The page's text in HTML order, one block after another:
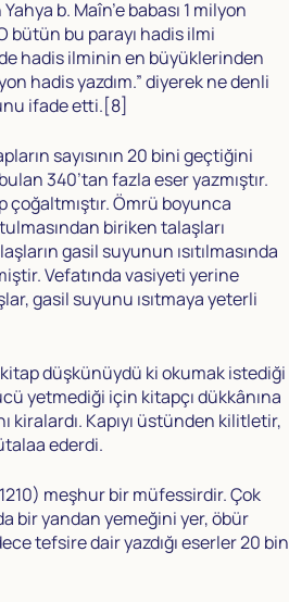
b. Maîn’e babası 1 milyon
bütün bu parayı hadis ilmi
hadis ilminin en büyüklerinden
hadis yazdım.” diyerek ne denli
ifade etti.[8]
sayısının 20 bini geçtiğini
340’tan fazla eser yazmıştır.
Ömrü boyunca
biriken talaşları
gasil suyunun ısıtılmasında
Vefatında vasiyeti yerine
gasil suyunu ısıtmaya yeterli
düşkünüydü ki okumak istediği
yetmediği için kitapçı dükkânına
kiralardı. Kapıyı üstünden kilitletir,
ederdi.
meşhur bir müfessirdir. Çok
bir yandan yemeğini yer, öbür
tefsire dair yazdığı eserler 20 bin